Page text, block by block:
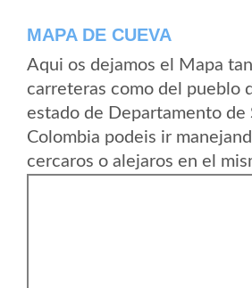
MAPA DE CUEVA
Aqui os dejamos el Mapa
carreteras como del pueblo
estado de Departamento de
Colombia podeis ir
cercaros o alejaros en el